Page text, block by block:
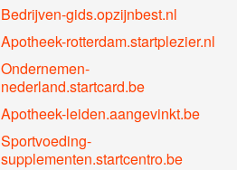
Bedrijven-gids.opzijnbest.nl
Apotheek-rotterdam.startplezier.nl
Ondernemen-
nederland.startcard.be
Apotheek-leiden.aangevinkt.be
Sportvoeding-
supplementen.startcentro.be